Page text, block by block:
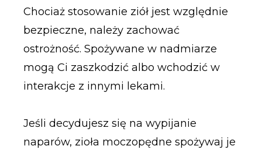
Chociaż stosowanie ziół jest względnie
bezpieczne, należy zachować
ostrożność. Spożywane w nadmiarze
mogą Ci zaszkodzić albo wchodzić w
interakcje z innymi lekami.
Jeśli decydujesz się na wypijanie
naparów, zioła moczopędne spożywaj je